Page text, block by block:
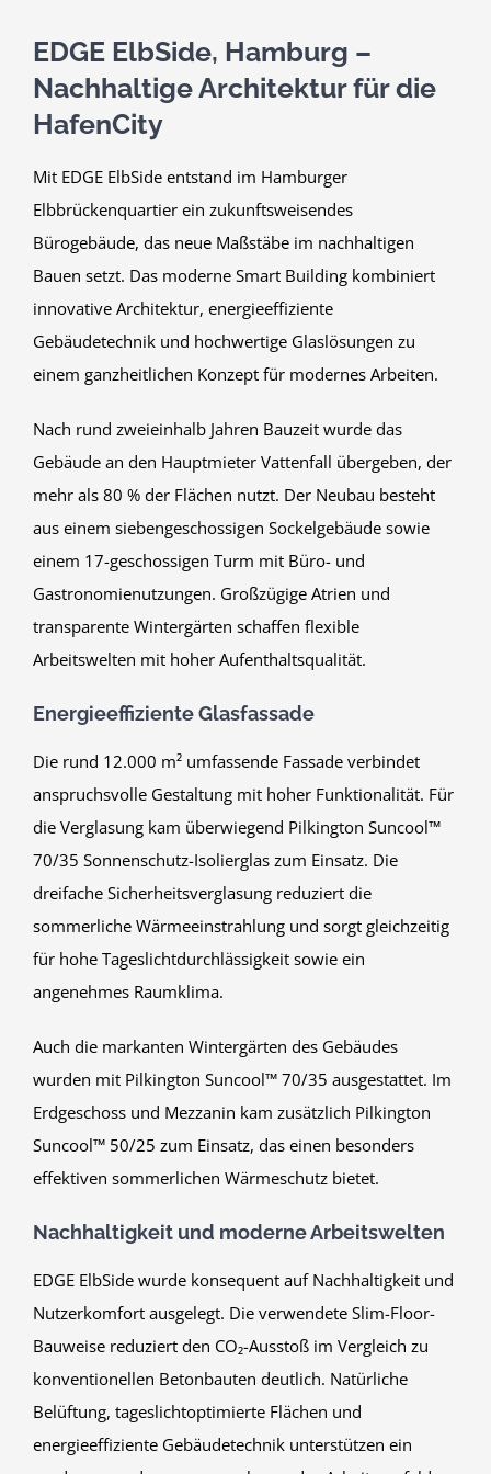
EDGE ElbSide, Hamburg –
Nachhaltige Architektur für die
HafenCity
Mit EDGE ElbSide entstand im Hamburger
Elbbrückenquartier ein zukunftsweisendes
Bürogebäude, das neue Maßstäbe im nachhaltigen
Bauen setzt. Das moderne Smart Building kombiniert
innovative Architektur, energieeffiziente
Gebäudetechnik und hochwertige Glaslösungen zu
einem ganzheitlichen Konzept für modernes Arbeiten.
Nach rund zweieinhalb Jahren Bauzeit wurde das
Gebäude an den Hauptmieter Vattenfall übergeben, der
mehr als 80 % der Flächen nutzt. Der Neubau besteht
aus einem siebengeschossigen Sockelgebäude sowie
einem 17-geschossigen Turm mit Büro- und
Gastronomienutzungen. Großzügige Atrien und
transparente Wintergärten schaffen flexible
Arbeitswelten mit hoher Aufenthaltsqualität.
Energieeffiziente Glasfassade
Die rund 12.000 m² umfassende Fassade verbindet
anspruchsvolle Gestaltung mit hoher Funktionalität. Für
die Verglasung kam überwiegend Pilkington Suncool™
70/35 Sonnenschutz-Isolierglas zum Einsatz. Die
dreifache Sicherheitsverglasung reduziert die
sommerliche Wärmeeinstrahlung und sorgt gleichzeitig
für hohe Tageslichtdurchlässigkeit sowie ein
angenehmes Raumklima.
Auch die markanten Wintergärten des Gebäudes
wurden mit Pilkington Suncool™ 70/35 ausgestattet. Im
Erdgeschoss und Mezzanin kam zusätzlich Pilkington
Suncool™ 50/25 zum Einsatz, das einen besonders
effektiven sommerlichen Wärmeschutz bietet.
Nachhaltigkeit und moderne Arbeitswelten
EDGE ElbSide wurde konsequent auf Nachhaltigkeit und
Nutzerkomfort ausgelegt. Die verwendete Slim-Floor-
Bauweise reduziert den CO₂-Ausstoß im Vergleich zu
konventionellen Betonbauten deutlich. Natürliche
Belüftung, tageslichtoptimierte Flächen und
energieeffiziente Gebäudetechnik unterstützen ein